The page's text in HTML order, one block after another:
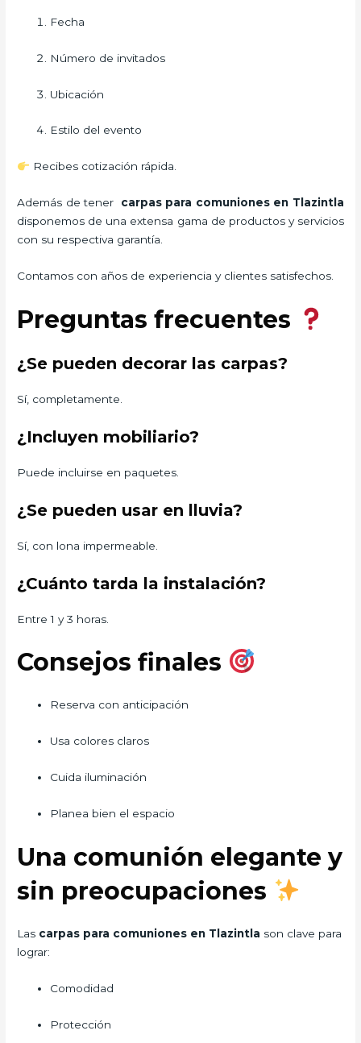
Fecha
Número de invitados
Ubicación
Estilo del evento
Recibes cotización rápida.
Además de tener carpas para comuniones en Tlazintla
disponemos de una extensa gama de productos y servicios
con su respectiva garantía.
Contamos con años de experiencia y clientes satisfechos.
Preguntas frecuentes
¿Se pueden decorar las carpas?
Sí, completamente.
¿Incluyen mobiliario?
Puede incluirse en paquetes.
¿Se pueden usar en lluvia?
Sí, con lona impermeable.
¿Cuánto tarda la instalación?
Entre 1 y 3 horas.
Consejos finales
Reserva con anticipación
Usa colores claros
Cuida iluminación
Planea bien el espacio
Una comunión elegante y
sin preocupaciones
Las carpas para comuniones en Tlazintla son clave para
lograr:
Comodidad
Protección